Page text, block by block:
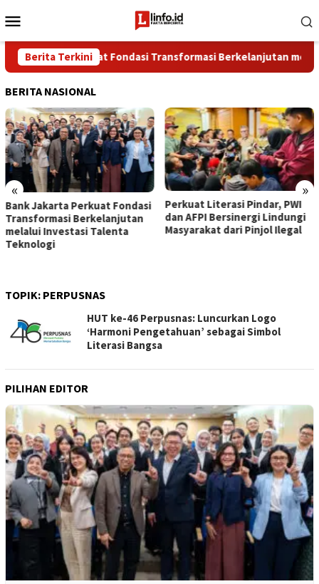
ke
Mobile
Berita Terkini
Jakarta Perkuat Fondasi Transformasi Berkelanjutan melalui
BERITA NASIONAL
« »
Fondasi
Perkuat Literasi Pindar, PWI
dan AFPI Bersinergi Lindungi
Masyarakat dari Pinjol Ilegal
​Struktur
Diperkuat, RUPS
Ubaid Jadi
TOPIK: PERPUSNAS
HUT ke-46 Perpusnas: Luncurkan Logo
‘Harmoni Pengetahuan’ sebagai Simbol
Literasi Bangsa
PILIHAN EDITOR